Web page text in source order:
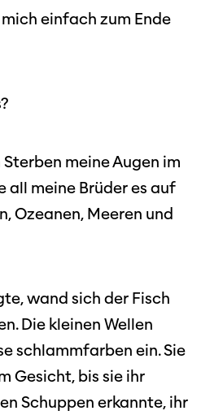
einfach zum Ende
meine Augen im
all meine Brüder es auf
Ozeanen, Meeren und
wand sich der Fisch
Die kleinen Wellen
schlammfarben ein. Sie
Gesicht, bis sie ihr
Schuppen erkannte, ihr